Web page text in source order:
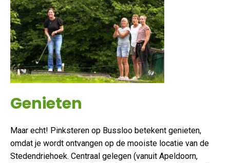
Genieten
Maar echt! Pinksteren op Bussloo betekent genieten,
omdat je wordt ontvangen op de mooiste locatie van de
Stedendriehoek. Centraal gelegen (vanuit Apeldoorn,